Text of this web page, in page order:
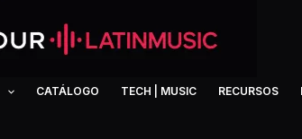
CATÁLOGO TECH | MUSIC RECURSOS